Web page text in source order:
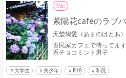
完結
紫陽花cafeのラブ
天埜鳩愛（あまのはとあ）
古民家カフェで待ってま
系チョコミント男子
大学生 美少年 R18 和風